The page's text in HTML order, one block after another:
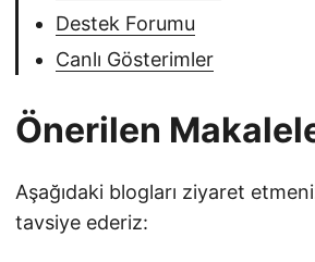
Destek Forumu
Canlı Gösterimler
Önerilen
Aşağıdaki blogları ziyaret
tavsiye ederiz: